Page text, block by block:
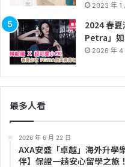
2023 年 1
2024 春夏
Petra」
2026 年 4
最多人看
2026 年 6 月 22 日
AXA安盛「卓越」海外升學
伴】保證一趟安心留學之旅！